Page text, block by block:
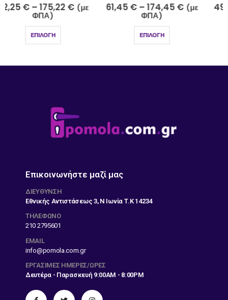
61,45€–174,45€
ΦΠΑ)
ΕΠΙΛΟΓΉ
49,65€–146,80€
(με
ΦΠΑ)
ΕΠΙΛΟΓΉ
Επικοινωνήστε μαζί μας
ΔΙΕΎΘΥΝΣΗ
Εθνικής Αντιστάσεως 3, Ν Ιωνία Τ.Κ 14234
ΤΗΛΕΦΩΝΟ
210 2795601
EMAIL
info@pomola.com.gr
ΕΡΓΆΣΙΜΕΣ ΗΜΈΡΕΣ/ΏΡΕΣ
Δευτέρα - Παρασκευή 9:00AM - 8:00PM